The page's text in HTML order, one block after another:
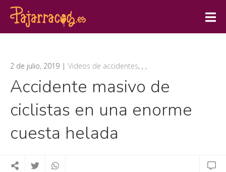
2 de julio, 2019 Videos de accidentes, , ,
Accidente masivo de
ciclistas en una enorme
cuesta helada